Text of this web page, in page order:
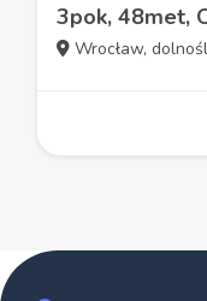
Wrocław,